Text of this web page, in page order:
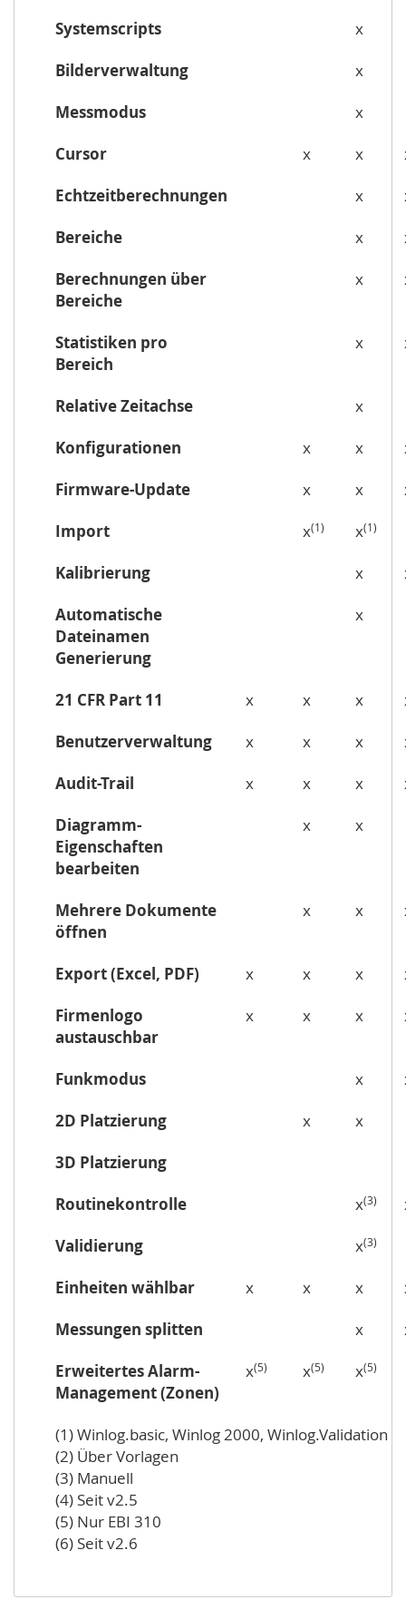
(1) Winlog.basic, Winlog 2000, Winlog.Validation
(2) Über Vorlagen
(3) Manuell
(4) Seit v2.5
(5) Nur EBI 310
(6) Seit v2.6
Systemscripts
x
Bilderverwaltung
x
Messmodus
x
Cursor
x x
Echtzeitberechnungen
x
Bereiche
x
Berechnungen über
Bereiche
x
Statistiken pro
Bereich
x
Relative Zeitachse
x
Konfigurationen
x x
Firmware-Update
x x
Import
x(1) x(1)
Kalibrierung x
Automatische
Dateinamen
Generierung
x
21 CFR Part 11 x x x
Benutzerverwaltung
x x x
Audit-Trail
x x x
Diagramm-
Eigenschaften
bearbeiten
x x
Mehrere Dokumente
öffnen
x x
Export (Excel, PDF) x x x
Firmenlogo
austauschbar
x x x
Funkmodus x
2D Platzierung
x
x
3D Platzierung
Routinekontrolle
x(3)
Validierung
x(3)
Einheiten wählbar x x x
Messungen splitten
x
Erweitertes Alarm-
Management (Zonen)
x(5) x(5) x(5)